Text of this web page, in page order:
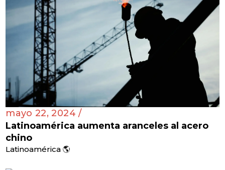
mayo 22, 2024 /
Latinoamérica aumenta aranceles al acero
chino
Latinoamérica 🌎